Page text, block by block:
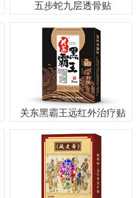
五步蛇九层透骨贴
关东黑霸王远红外治疗贴